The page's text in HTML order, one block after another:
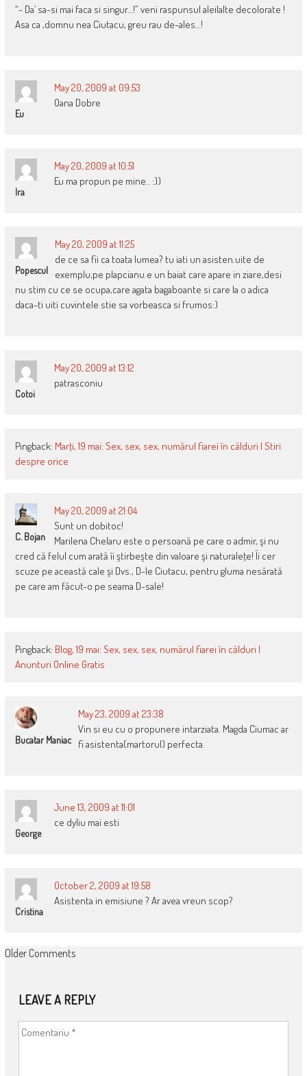
“- Da’ sa-si mai faca si singur…!” veni raspunsul aleilalte decolorate !
Asa ca ,domnu nea Ciutacu, greu rau de-ales…!
Eu
May 20, 2009 at 09:53
Oana Dobre
Ira
May 20, 2009 at 10:51
Eu ma propun pe mine.. :))
Popescul
May 20, 2009 at 11:25
de ce sa fii ca toata lumea? tu iati un asisten.uite de
exemplu,pe plapcianu.e un baiat care apare in ziare,desi
nu stim cu ce se ocupa,care agata bagaboante si care la o adica
daca-ti uiti cuvintele stie sa vorbeasca si frumos:)
Cotoi
May 20, 2009 at 13:12
patrasconiu
Pingback: Marţi, 19 mai: Sex, sex, sex, numărul fiarei în călduri | Stiri
despre orice
C. Bojan
May 20, 2009 at 21:04
Sunt un dobitoc!
Marilena Chelaru este o persoană pe care o admir, şi nu
cred că felul cum arată îi ştirbeşte din valoare şi naturaleţe! Îi cer
scuze pe această cale şi Dvs., D-le Ciutacu, pentru gluma nesărată
pe care am făcut-o pe seama D-sale!
Pingback: Blog, 19 mai: Sex, sex, sex, numărul fiarei în călduri |
Anunturi Online Gratis
Bucatar Maniac
May 23, 2009 at 23:38
Vin si eu cu o propunere intarziata. Magda Ciumac ar
fi asistenta(martorul) perfecta.
George
June 13, 2009 at 11:01
ce dyliu mai esti
Cristina
October 2, 2009 at 19:58
Asistenta in emisiune ? Ar avea vreun scop?
COMMENT
Older Comments
LEAVE A REPLY